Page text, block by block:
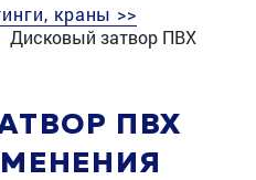
краны >>
Дисковый затвор ПВХ
ПВХ